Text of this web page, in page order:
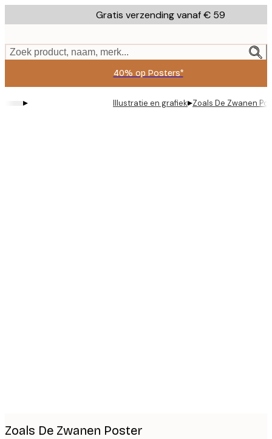
to
content.
Gratis verzending vanaf € 59
Zoek product, naam, merk...
40% op Posters*
▸ Illustratie en grafiek▸Zoals De Zwanen
Zoals De Zwanen Poster